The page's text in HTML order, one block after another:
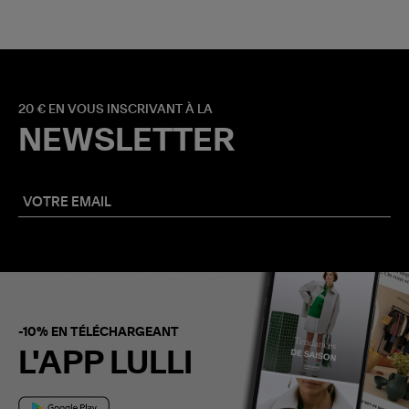
20 € EN VOUS INSCRIVANT À LA
NEWSLETTER
-10% EN TÉLÉCHARGEANT
L'APP LULLI